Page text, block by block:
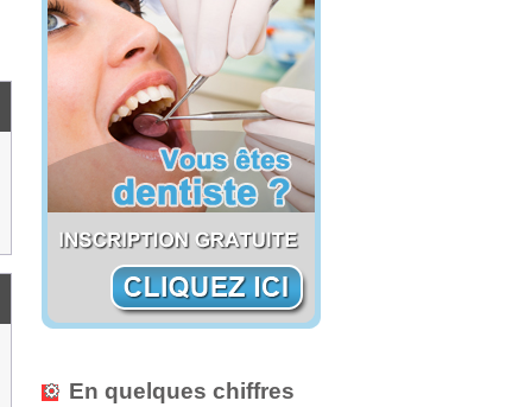
En quelques chiffres